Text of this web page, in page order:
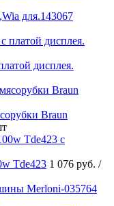
для.143067
дисплея.
Braun
Tde423 1 076 руб. /